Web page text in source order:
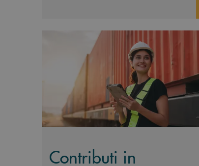
Scopri di più Contributi in c/interessi per
Contributi in